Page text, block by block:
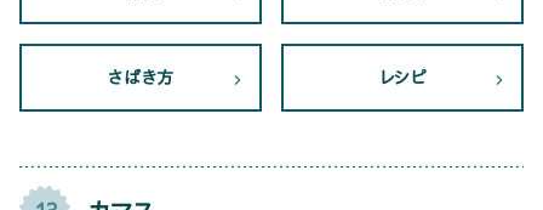
さばき方 レシピ